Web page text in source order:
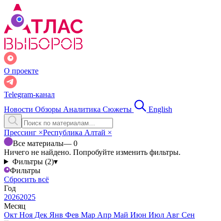
О проекте
Telegram-канал
Новости Обзоры Аналитика Сюжеты English
Прессинг ×Республика Алтай ×
Все материалы— 0
Ничего не найдено. Попробуйте изменить фильтры.
Фильтры (2)▾
Фильтры
Сбросить всё
Год
20262025
Месяц
Окт Ноя Дек Янв Фев Мар Апр Май Июн Июл Авг Сен